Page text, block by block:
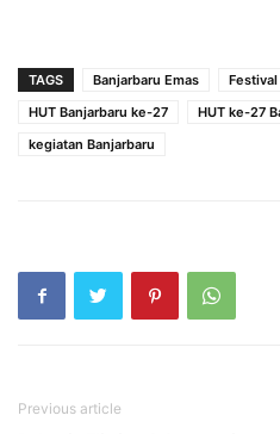
TAGS Banjarbaru Emas
HUT Banjarbaru ke-27
HUT ke-27
kegiatan Banjarbaru
Previous article